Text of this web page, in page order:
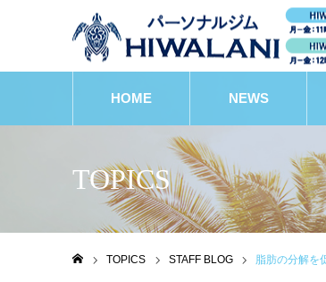
HOME NEWS
TOPICS
TOPICS STAFF BLOG 脂肪の分解を